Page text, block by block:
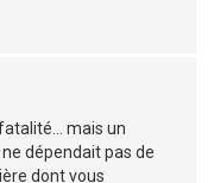
mais un
dépendait pas de
dont vous